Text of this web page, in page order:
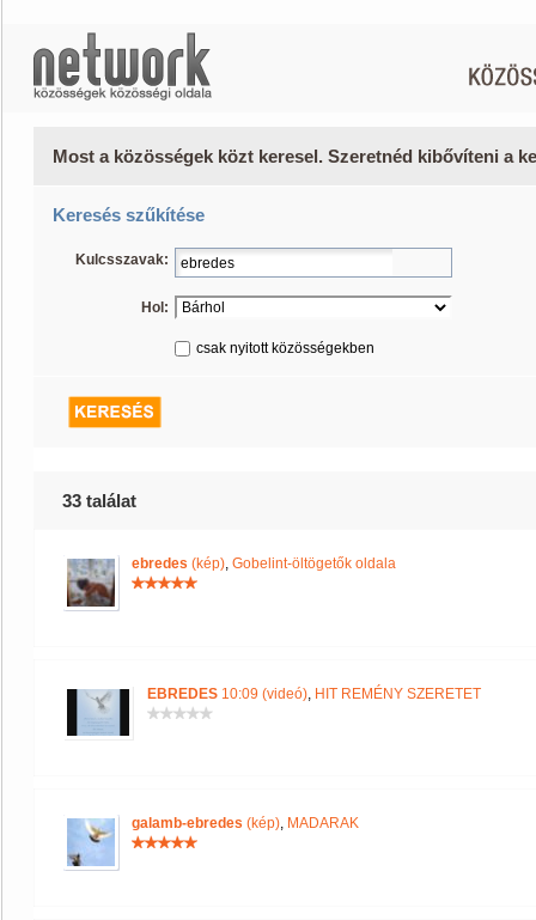
Most a közösségek közt keresel. Szeretnéd kibővíteni a
Keresés szűkítése
Kulcsszavak:
Hol:
csak nyitott közösségekben
33 találat
ebredes (kép), Gobelint-öltögetők oldala
EBREDES 10:09 (videó), HIT REMÉNY SZERETET
galamb-ebredes (kép), MADARAK